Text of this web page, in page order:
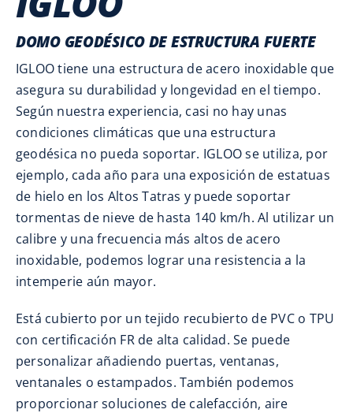
DOMO GEODÉSICO DE ESTRUCTURA FUERTE
IGLOO tiene una estructura de acero inoxidable que
asegura su durabilidad y longevidad en el tiempo.
Según nuestra experiencia, casi no hay unas
condiciones climáticas que una estructura
geodésica no pueda soportar. IGLOO se utiliza, por
ejemplo, cada año para una exposición de estatuas
de hielo en los Altos Tatras y puede soportar
tormentas de nieve de hasta 140 km/h. Al utilizar un
calibre y una frecuencia más altos de acero
inoxidable, podemos lograr una resistencia a la
intemperie aún mayor.
Está cubierto por un tejido recubierto de PVC o TPU
con certificación FR de alta calidad. Se puede
personalizar añadiendo puertas, ventanas,
ventanales o estampados. También podemos
proporcionar soluciones de calefacción, aire